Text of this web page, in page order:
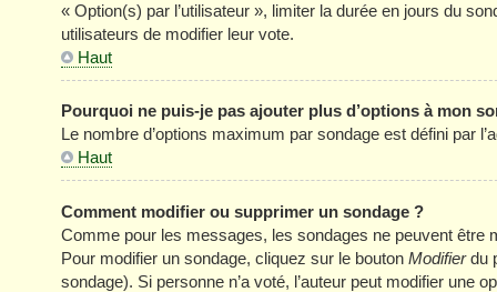
« Option(s) par l’utilisateur », limiter la durée en jours du
utilisateurs de modifier leur vote.
Haut
Pourquoi ne puis-je pas ajouter plus d’options à mon
Le nombre d’options maximum par sondage est défini par
Haut
Comment modifier ou supprimer un sondage ?
Comme pour les messages, les sondages ne peuvent être
Pour modifier un sondage, cliquez sur le bouton Modifierdu
sondage). Si personne n’a voté, l’auteur peut modifier une